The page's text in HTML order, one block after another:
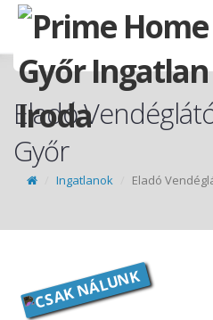
Eladó
Győr
Ingatlanok Eladó